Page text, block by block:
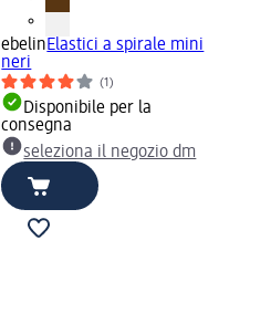
ebelinElastici a spirale mini
neri
(1)
Disponibile per la
consegna
seleziona il negozio dm